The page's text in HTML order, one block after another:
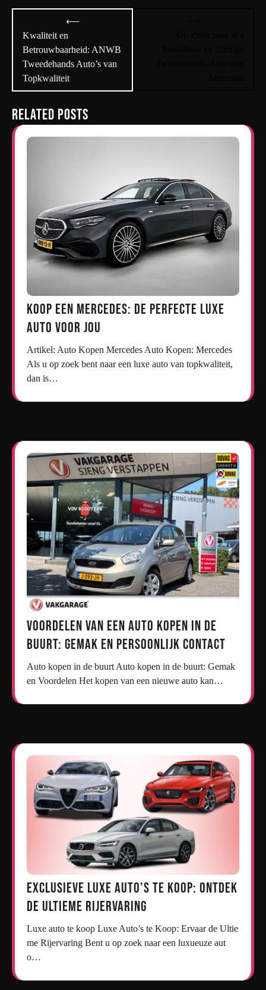
navigatie
⟵
Kwaliteit en
Betrouwbaarheid: ANWB
Tweedehands Auto’s van
Topkwaliteit
Related Posts
Koop een Mercedes: De Perfecte Luxe
Auto voor Jou
Artikel: Auto Kopen Mercedes Auto Kopen: Mercedes
Als u op zoek bent naar een luxe auto van topkwaliteit,
dan is…
Voordelen van een Auto Kopen in de
Buurt: Gemak en Persoonlijk Contact
Auto kopen in de buurt Auto kopen in de buurt: Gemak
en Voordelen Het kopen van een nieuwe auto kan…
Exclusieve Luxe Auto’s te Koop: Ontdek
de Ultieme Rijervaring
Luxe auto te koop Luxe Auto’s te Koop: Ervaar de Ultie
me Rijervaring Bent u op zoek naar een luxueuze aut
o…